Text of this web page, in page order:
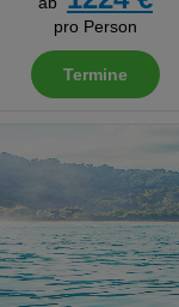
pro Person
Termine